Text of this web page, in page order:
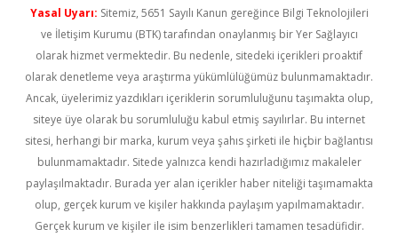
Yasal Uyarı: Sitemiz, 5651 Sayılı Kanun gereğince Bilgi Teknolojileri
ve İletişim Kurumu (BTK) tarafından onaylanmış bir Yer Sağlayıcı
olarak hizmet vermektedir. Bu nedenle, sitedeki içerikleri proaktif
olarak denetleme veya araştırma yükümlülüğümüz bulunmamaktadır.
Ancak, üyelerimiz yazdıkları içeriklerin sorumluluğunu taşımakta olup,
siteye üye olarak bu sorumluluğu kabul etmiş sayılırlar. Bu internet
sitesi, herhangi bir marka, kurum veya şahıs şirketi ile hiçbir bağlantısı
bulunmamaktadır. Sitede yalnızca kendi hazırladığımız makaleler
paylaşılmaktadır. Burada yer alan içerikler haber niteliği taşımamakta
olup, gerçek kurum ve kişiler hakkında paylaşım yapılmamaktadır.
Gerçek kurum ve kişiler ile isim benzerlikleri tamamen tesadüfidir.